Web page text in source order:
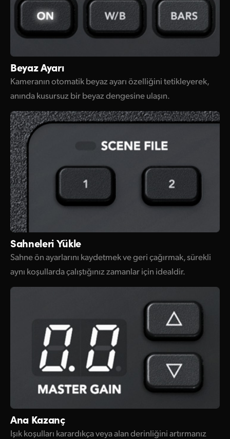
Beyaz Ayarı
Kameranın otomatik beyaz ayarı özelliğini tetikleyerek,
anında kusursuz bir beyaz dengesine ulaşın.
Sahneleri Yükle
Sahne ön ayarlarını kaydetmek ve geri çağırmak, sürekli
aynı koşullarda çalıştığınız zamanlar için idealdir.
Ana Kazanç
Işık koşulları karardıkça veya alan derinliğini artırmanız